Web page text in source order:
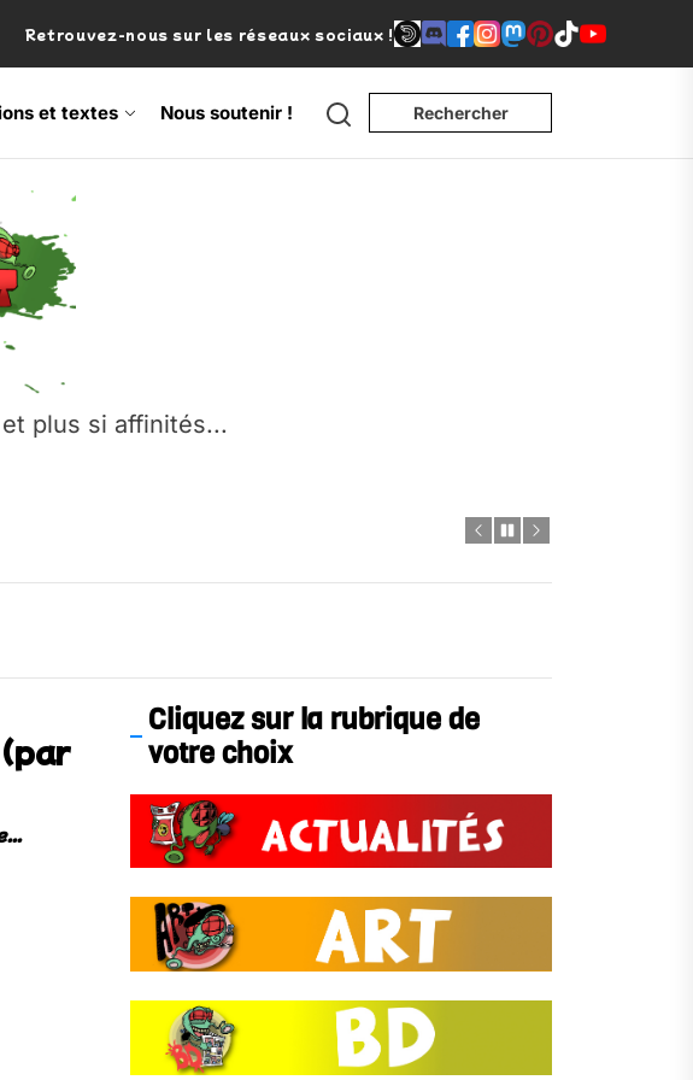
Retrouvez-nous sur les réseaux sociaux !
et textes Nous soutenir ! Search Rechercher
plus si affinités...
Velin)
& Pierre Lacôte
Savoie)
en-Velin)
Cliquez sur la rubrique de
votre choix